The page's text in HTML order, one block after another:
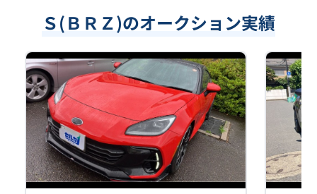
Ｓ(ＢＲＺ)のオークション実績